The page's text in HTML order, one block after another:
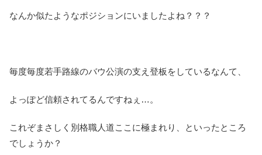
なんか似たようなポジションにいましたよね？？？
毎度毎度若手路線のバウ公演の支え登板をしているなんて、
よっぽど信頼されてるんですねぇ…。
これぞまさしく別格職人道ここに極まれり、といったところ
でしょうか？